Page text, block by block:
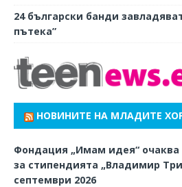
24 български банди
пътека”
НОВИНИТЕ НА МЛАДИТЕ
Фондация „Имам идея“
за стипендията „Владимир
септември 2026